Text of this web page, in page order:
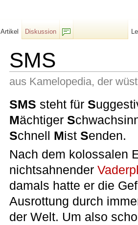
SMS
aus Kamelopedia, der
SMS steht für S
Mächtiger S
Schnell Mist Senden.
Nach dem kolossalen
nichtsahnender
damals hatte er die
Ausrottung durch
der Welt. Um also
Artikel
Diskussion